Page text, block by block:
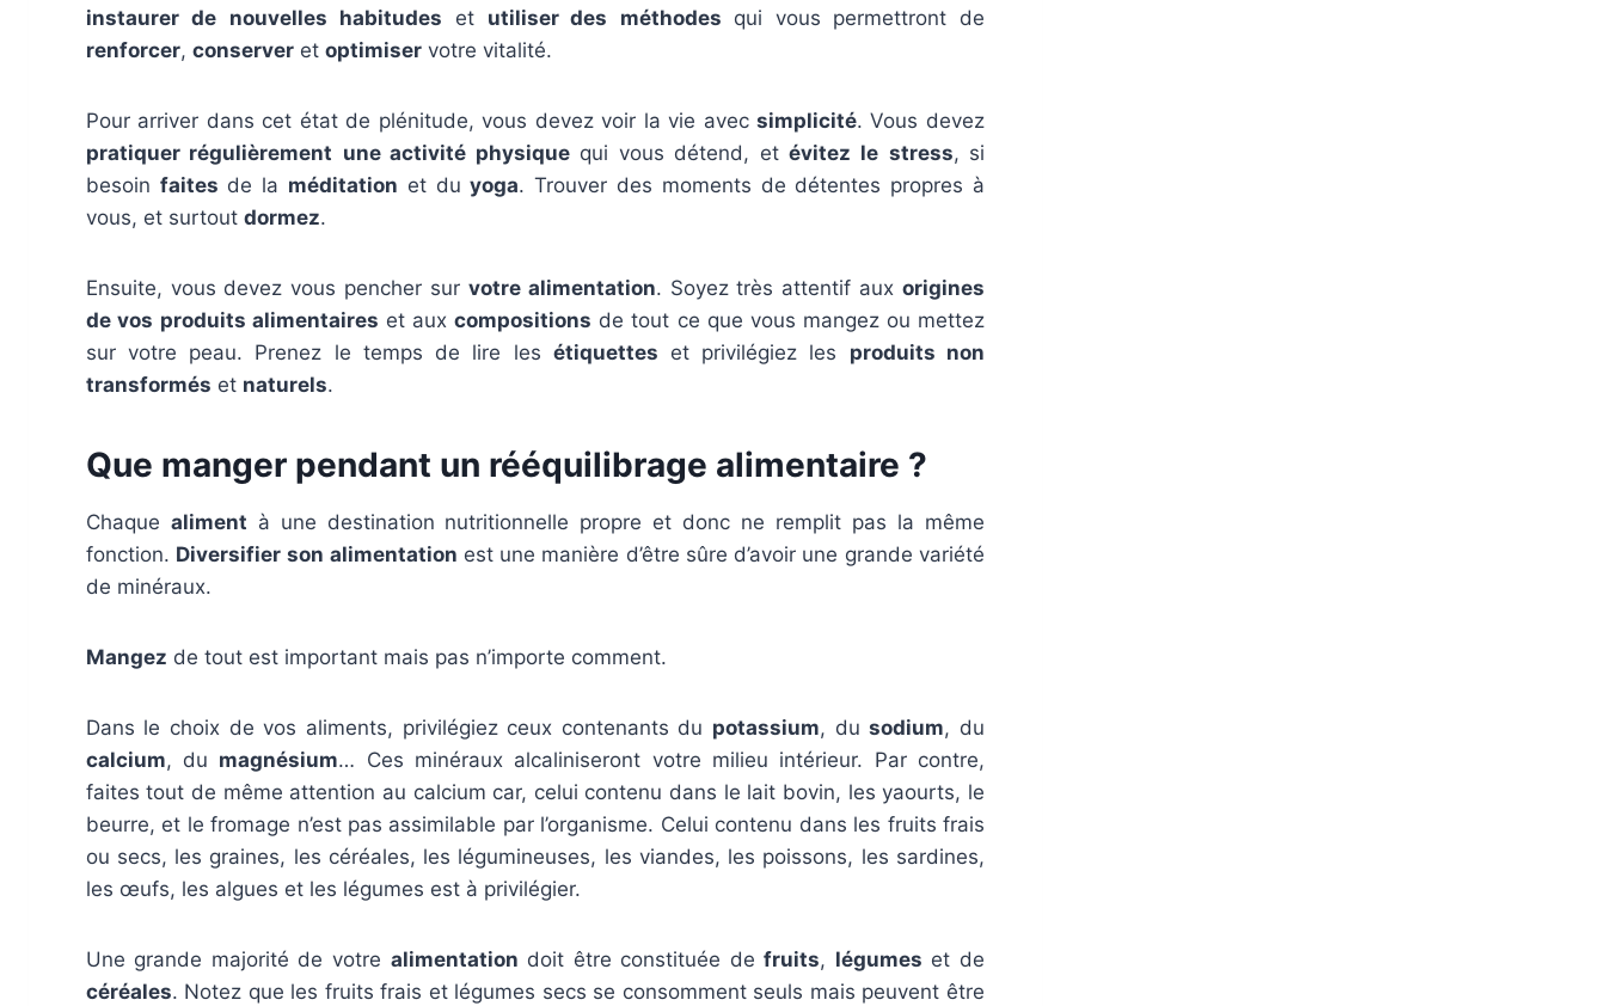
instaurer de nouvelles habitudes et utiliser des méthodes qui vous permettront de
renforcer, conserveret optimiservotre vitalité.
Pour arriver dans cet état de plénitude, vous devez voir la vie avec simplicité. Vous devez
pratiquer régulièrement une activité physiquequi vous détend, etévitez le stress, si
besoin faites de la méditation et duyoga. Trouver des moments de détentes propres à
vous, et surtout dormez.
Ensuite, vous devez vous pencher sur votre alimentation. Soyez très attentif aux origines
de vos produits alimentaires et auxcompositions de tout ce que vous mangez ou mettez
sur votre peau. Prenez le temps de lire les étiquettes et privilégiez les produits non
transformés et naturels.
Que manger pendant un rééquilibrage alimentaire ?
Chaque aliment à une destination nutritionnelle propre et donc ne remplit pas la même
fonction. Diversifier son alimentation est une manière d’être sûre d’avoir une grande variété
de minéraux.
Mangez de tout est important mais pas n’importe comment.
Dans le choix de vos aliments, privilégiez ceux contenants du potassium, dusodium, du
calcium, du magnésium… Ces minéraux alcaliniseront votre milieu intérieur. Par contre,
faites tout de même attention au calcium car, celui contenu dans le lait bovin, les yaourts, le
beurre, et le fromage n’est pas assimilable par l’organisme. Celui contenu dans les fruits frais
ou secs, les graines, les céréales, les légumineuses, les viandes, les poissons, les sardines,
les œufs, les algues et les légumes est à privilégier.
Une grande majorité de votre alimentation doit être constituée defruits, légumes et de
céréales. Notez que les fruits frais et légumes secs se consomment seuls mais peuvent être